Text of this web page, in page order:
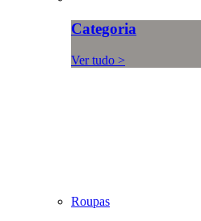
Categoria
Ver tudo >
Roupas